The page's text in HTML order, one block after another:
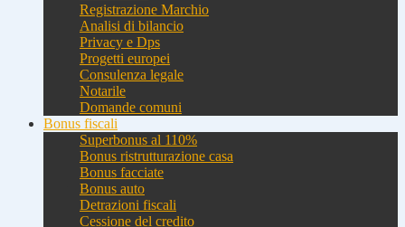
Registrazione Marchio
Analisi di bilancio
Privacy e Dps
Progetti europei
Consulenza legale
Notarile
Domande comuni
Bonus fiscali
Superbonus al 110%
Bonus ristrutturazione casa
Bonus facciate
Bonus auto
Detrazioni fiscali
Cessione del credito